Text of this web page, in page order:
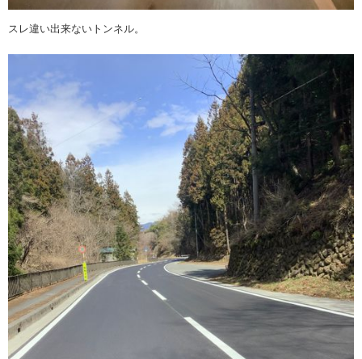
スレ違い出来ないトンネル。